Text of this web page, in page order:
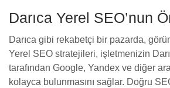
Darıca Yerel SEO’nun
Darıca gibi rekabetçi bir pazarda,
Yerel SEO stratejileri, işletmenizin
tarafından Google, Yandex ve diğer
kolayca bulunmasını sağlar. Doğru